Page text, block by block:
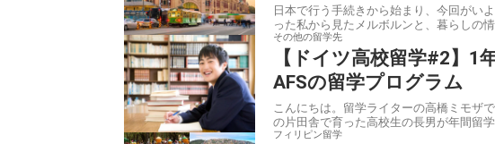
日本で行う手続きから始まり、今回がいよいよ最終回です。 今回
った私から見たメルボルンと、暮らしの
その他の留学先
【ドイツ高校留学#2】1
AFSの留学プログラム
こんにちは。留学ライターの高橋ミモザです。 留学先としては珍しい欧州の国・ドイツ
の片田舎で育った高校生の長男が年間留
フィリピン留学